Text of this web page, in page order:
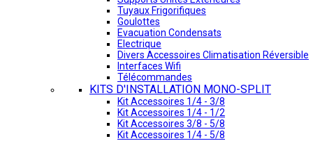
Tuyaux Frigorifiques
Goulottes
Evacuation Condensats
Electrique
Divers Accessoires Climatisation Réversible
Interfaces Wifi
Télécommandes
KITS D'INSTALLATION MONO-SPLIT
Kit Accessoires 1/4 - 3/8
Kit Accessoires 1/4 - 1/2
Kit Accessoires 3/8 - 5/8
Kit Accessoires 1/4 - 5/8